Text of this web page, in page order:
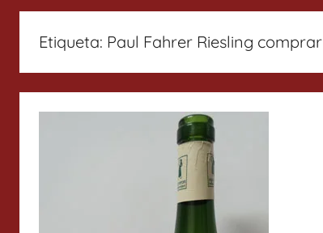
Etiqueta: Paul Fahrer Riesling comprar